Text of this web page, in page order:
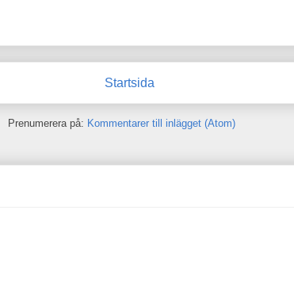
Startsida
Prenumerera på: Kommentarer till inlägget (Atom)